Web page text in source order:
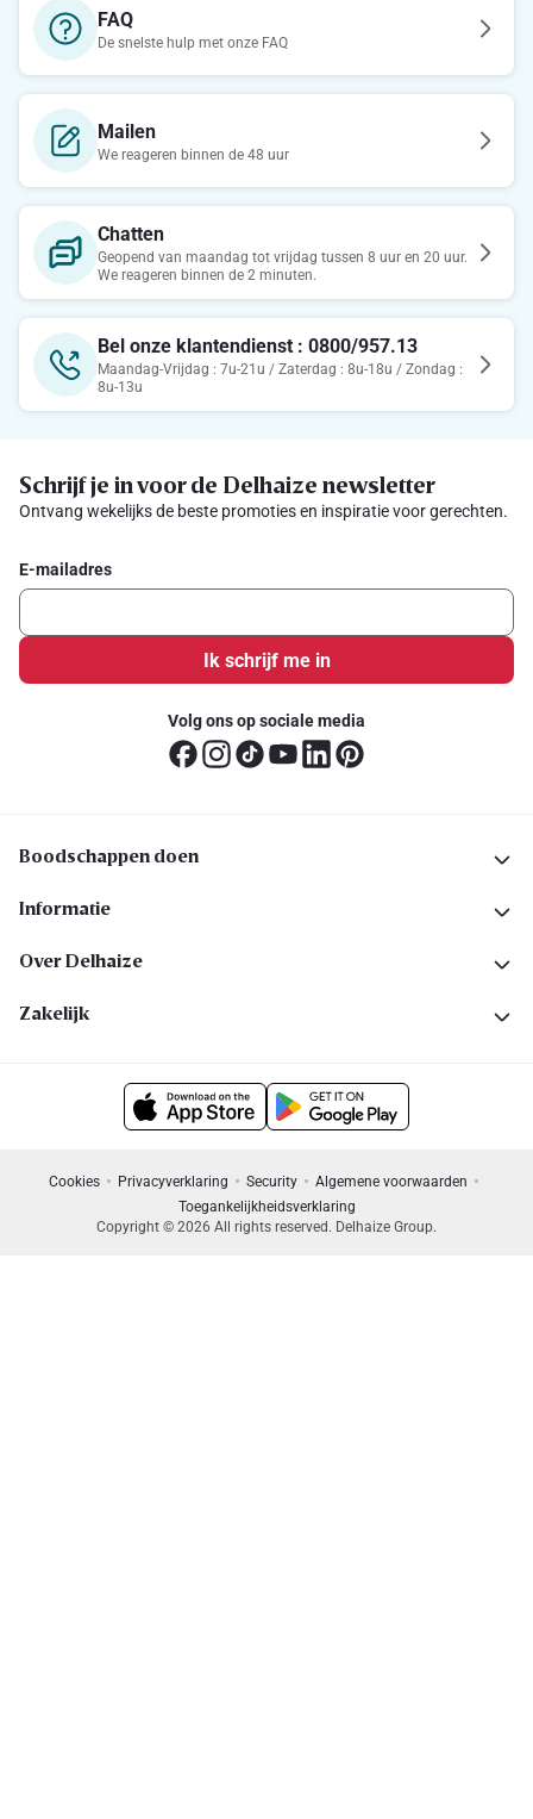
FAQ
De snelste hulp met onze FAQ
Mailen
We reageren binnen de 48 uur
Chatten
Geopend van maandag tot vrijdag tussen 8 uur en 20 uur.
We reageren binnen de 2 minuten.
Bel onze klantendienst : 0800/957.13
Maandag-Vrijdag : 7u-21u / Zaterdag : 8u-18u / Zondag :
8u-13u
Schrijf je in voor de Delhaize newsletter
Ontvang wekelijks de beste promoties en inspiratie voor gerechten.
E-mailadres
Ik schrijf me in
Volg ons op sociale media
Boodschappen doen
Informatie
Over Delhaize
Zakelijk
Cookies Privacyverklaring Security
Algemene voorwaarden
Toegankelijkheidsverklaring
Copyright © 2026 All rights reserved. Delhaize Group.